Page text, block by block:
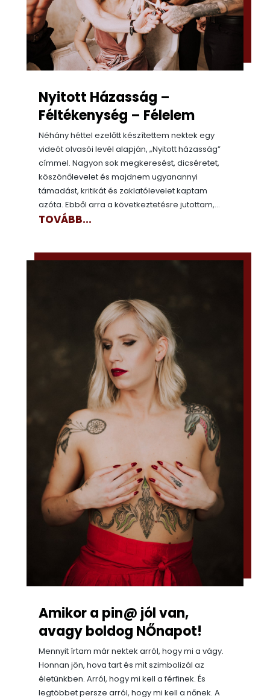
Nyitott Házasság –
Féltékenység – Félelem
Néhány héttel ezelőtt készítettem nektek egy
videót olvasói levél alapján, „Nyitott házasság”
címmel. Nagyon sok megkeresést, dicséretet,
köszönőlevelet és majdnem ugyanannyi
támadást, kritikát és zaklatólevelet kaptam
azóta. Ebből arra a következtetésre jutottam,...
TOVÁBB...
Amikor a pin@ jól van,
avagy boldog NŐnapot!
Mennyit írtam már nektek arról, hogy mi a vágy.
Honnan jön, hova tart és mit szimbolizál az
életünkben. Arról, hogy mi kell a férfinek. És
legtöbbet persze arról, hogy mi kell a nőnek. A